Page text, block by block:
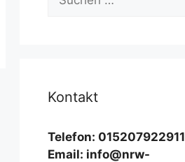
nach:
Kontakt
Telefon: 015207922911
Email: info@nrw-